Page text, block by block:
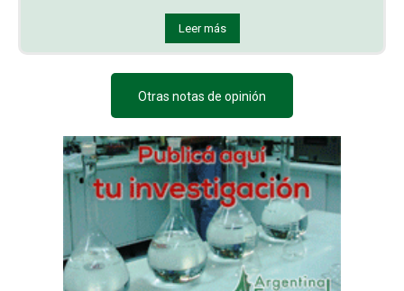
Leer más
Otras notas de opinión